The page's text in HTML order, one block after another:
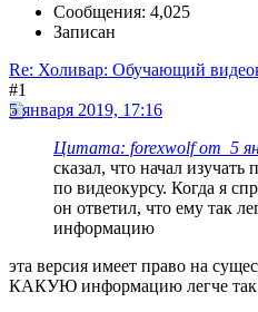
Сообщения: 4,025
Записан
Re: Холивар: Обучающий
#1
5 января 2019, 17:16
Цитата: forexwolf от 5
сказал, что начал
по видеокурсу. Когда я
он ответил, что ему так
информацию
эта версия имеет право на
КАКУЮ информацию легче так